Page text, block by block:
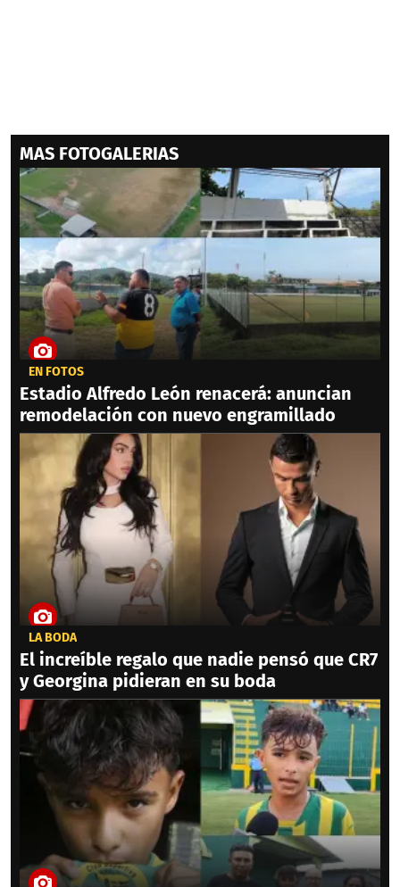
MAS FOTOGALERIAS
EN FOTOS
Estadio Alfredo León renacerá: anuncian
remodelación con nuevo engramillado
LA BODA
El increíble regalo que nadie pensó que CR7
y Georgina pidieran en su boda